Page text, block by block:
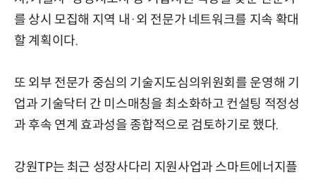
를 상시 모집해 지역 내·외 전문가 네트워크를 지속 확대
할 계획이다.
또 외부 전문가 중심의 기술지도심의위원회를 운영해 기
업과 기술닥터 간 미스매칭을 최소화하고 컨설팅 적정성
과 후속 연계 효과성을 종합적으로 검토하기로 했다.
강원TP는 최근 성장사다리 지원사업과 스마트에너지플